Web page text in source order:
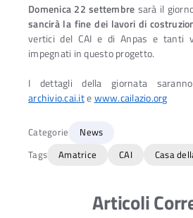
Domenica 22 settembre sarà il
sancirà la fine dei lavori di
vertici del CAI e di Anpas e tanti
impegnati in questo progetto.
I dettagli della giornata
archivio.cai.itewww.cailazio.org
Categorie
News
Tags
Amatrice CAI Casa
Articoli